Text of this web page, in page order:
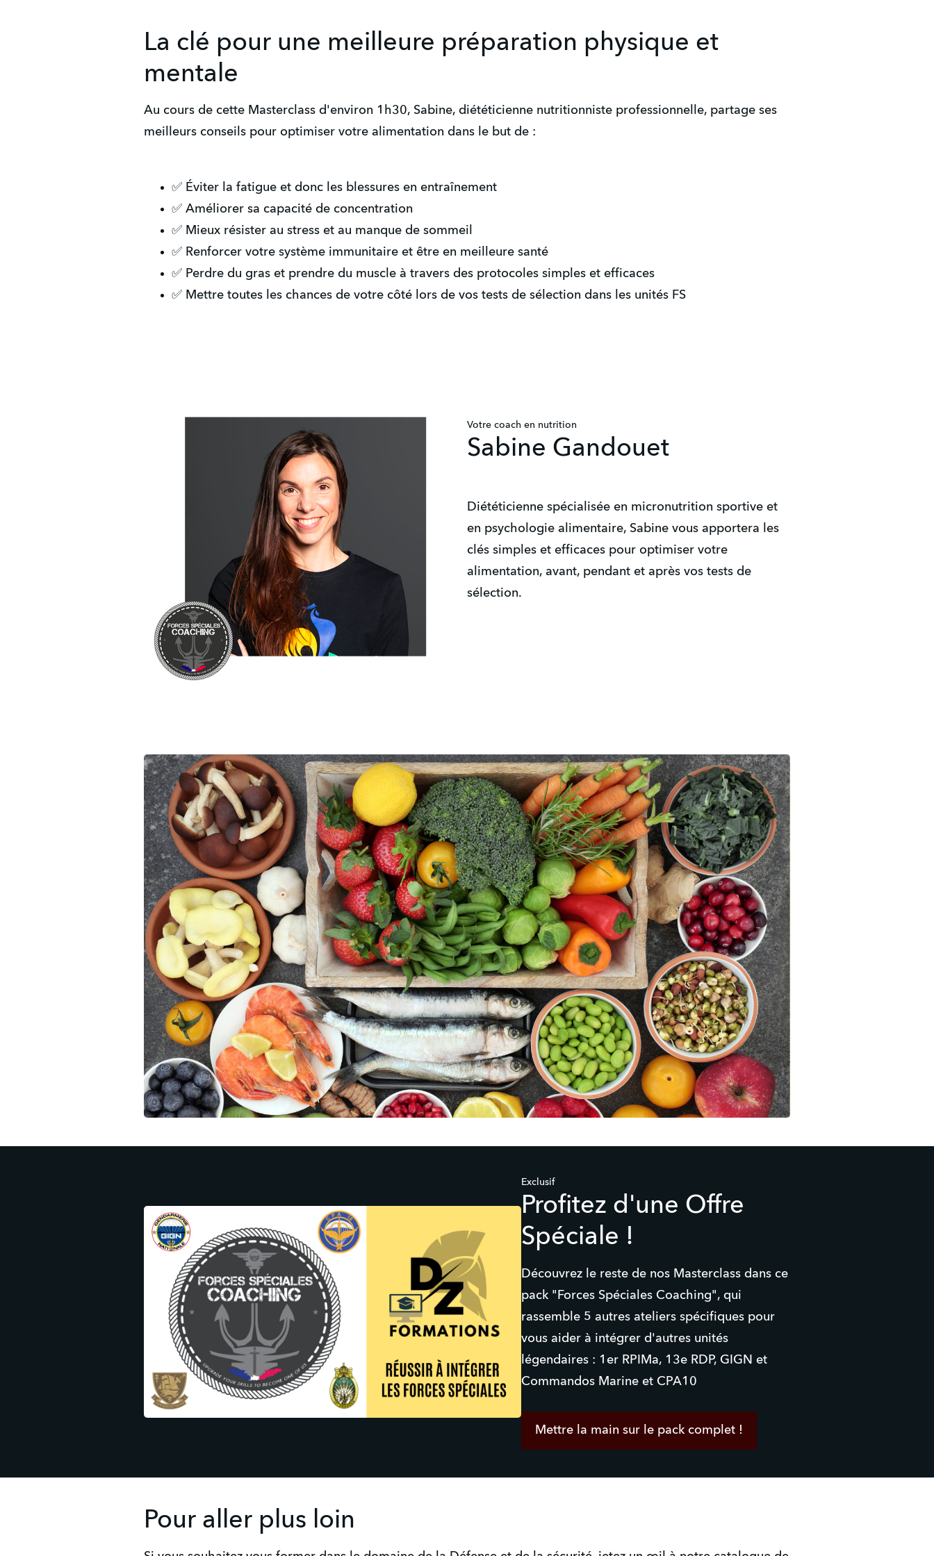
La clé pour une meilleure préparation physique et
mentale
Au cours de cette Masterclass d'environ 1h30, Sabine, diététicienne nutritionniste professionnelle, partage ses
meilleurs conseils pour optimiser votre alimentation dans le but de :
✅ Éviter la fatigue et donc les blessures en entraînement
✅ Améliorer sa capacité de concentration
✅ Mieux résister au stress et au manque de sommeil
✅ Renforcer votre système immunitaire et être en meilleure santé
✅ Perdre du gras et prendre du muscle à travers des protocoles simples et efficaces
✅ Mettre toutes les chances de votre côté lors de vos tests de sélection dans les unités FS
Votre coach en nutrition
Sabine Gandouet
Diététicienne spécialisée en micronutrition sportive et
en psychologie alimentaire, Sabine vous apportera les
clés simples et efficaces pour optimiser votre
alimentation, avant, pendant et après vos tests de
sélection.
Exclusif
Profitez d'une Offre
Spéciale !
Découvrez le reste de nos Masterclass dans ce
pack "Forces Spéciales Coaching", qui
rassemble 5 autres ateliers spécifiques pour
vous aider à intégrer d'autres unités
légendaires : 1er RPIMa, 13e RDP, GIGN et
Commandos Marine et CPA10
Mettre la main sur le pack complet !
Pour aller plus loin